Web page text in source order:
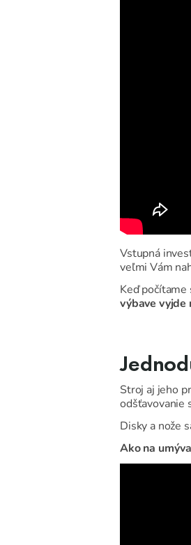
Vstupná
veľmi Vám
Keď počítame
výbave vyjde
Stroj aj jeho
odšťavovanie
Disky a nože
Ako na